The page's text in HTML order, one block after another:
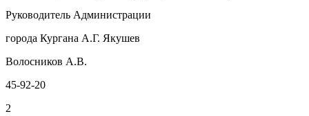
Руководитель Администрации
города Кургана А.Г. Якушев
Волосников А.В.
45-92-20
2